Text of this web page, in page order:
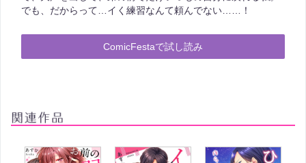
でも、だからって…イく練習なんて頼んでない……！
ComicFestaで試し読み